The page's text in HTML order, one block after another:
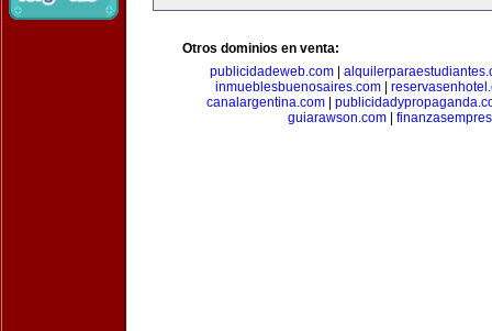
Otros dominios en venta:
publicidadeweb.com|
inmueblesbuenosaires.com
canalargentina.com|
guiarawson.com|